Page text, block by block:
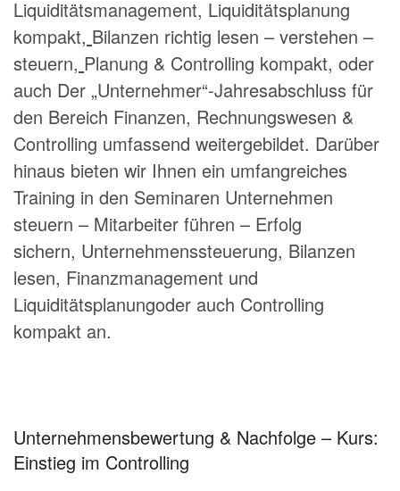
Liquiditätsmanagement, Liquiditätsplanung
kompakt, Bilanzen richtig lesen – verstehen –
steuern, Planung & Controlling kompakt, oder
auch Der „Unternehmer“-Jahresabschluss für
den Bereich Finanzen, Rechnungswesen &
Controlling umfassend weitergebildet. Darüber
hinaus bieten wir Ihnen ein umfangreiches
Training in den Seminaren Unternehmen
steuern – Mitarbeiter führen – Erfolg
sichern, Unternehmenssteuerung, Bilanzen
lesen, Finanzmanagement und
Liquiditätsplanungoder auch Controlling
kompakt an.
Unternehmensbewertung & Nachfolge – Kurs:
Einstieg im Controlling